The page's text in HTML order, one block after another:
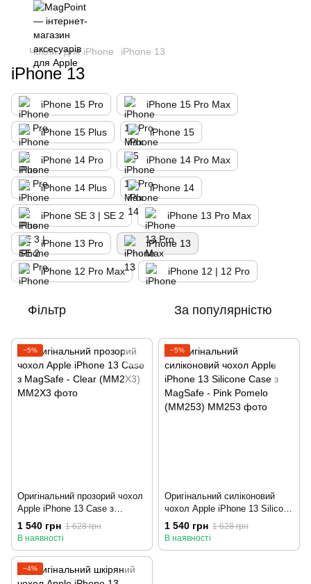
Чохли для iPhone iPhone 13
iPhone 13
iPhone 15 Pro iPhone 15 Pro Max
iPhone 15 Plus iPhone 15
iPhone 14 Pro iPhone 14 Pro Max
iPhone 14 Plus iPhone 14
iPhone SE 3 | SE 2 iPhone 13 Pro Max
iPhone 13 Pro iPhone 13
iPhone 12 Pro Max iPhone 12 | 12 Pro
Фільтр За популярністю
−5%
Оригінальний прозорий чохол
Apple iPhone 13 Case з
MagSafe - Clear (MM2X3)
1 540 грн 1 628 грн
В наявності
−5%
Оригінальний силіконовий
чохол Apple iPhone 13 Silicone
Case з MagSafe - Pink Pomelo
(MM253)
1 540 грн 1 628 грн
В наявності
−4%